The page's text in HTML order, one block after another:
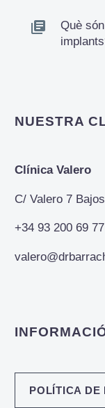
Què
NUESTRA
Clínica Valero
C/ Valero 7
+34 93 200 69 77
POLÍTICA DE